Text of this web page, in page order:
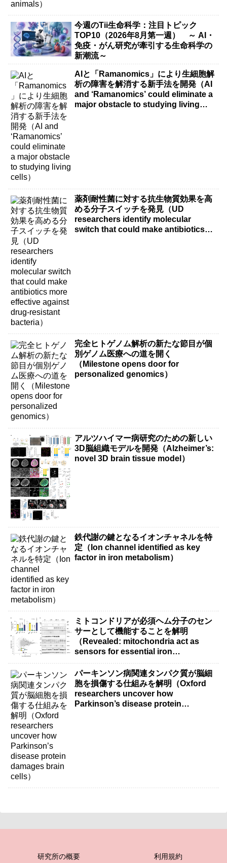
今週のTii生命科学：注目トピック
TOP10（2026年8月第一週） ～ AI・
免疫・がん研究が牽引する生命科学の
新潮流～
AIと「Ramanomics」により生細胞解
析の障害を解消する新手法を開発（AI
and ‘Ramanomics’ could eliminate a
major obstacle to studying living
薬剤耐性菌に対する抗生物質効果を高
める分子スイッチを発見（UD
researchers identify molecular
switch that could make antibiotics
完全ヒトゲノム解析の新たな節目が個
別ゲノム医療への道を開く
（Milestone opens door for
personalized genomics）
アルツハイマー病研究のための新しい
3D脳組織モデルを開発（Alzheimer’s:
novel 3D brain tissue model）
鉄代謝の鍵となるイオンチャネルを特
定（Ion channel identified as key
factor in iron metabolism）
ミトコンドリアが必須ヘム分子のセン
サーとして機能することを解明
（Revealed: mitochondria act as
sensors for essential iron
パーキンソン病関連タンパク質が脳細
胞を損傷する仕組みを解明（Oxford
researchers uncover how
Parkinson’s disease protein
研究所の概要 利用規約